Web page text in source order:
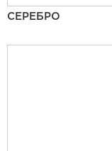
СЕРЕБРО